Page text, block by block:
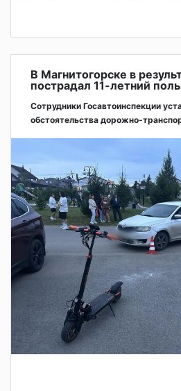
В Магнитогорске в
пострадал 11-летний
Сотрудники Госавтоинспекции
обстоятельства дорожно-